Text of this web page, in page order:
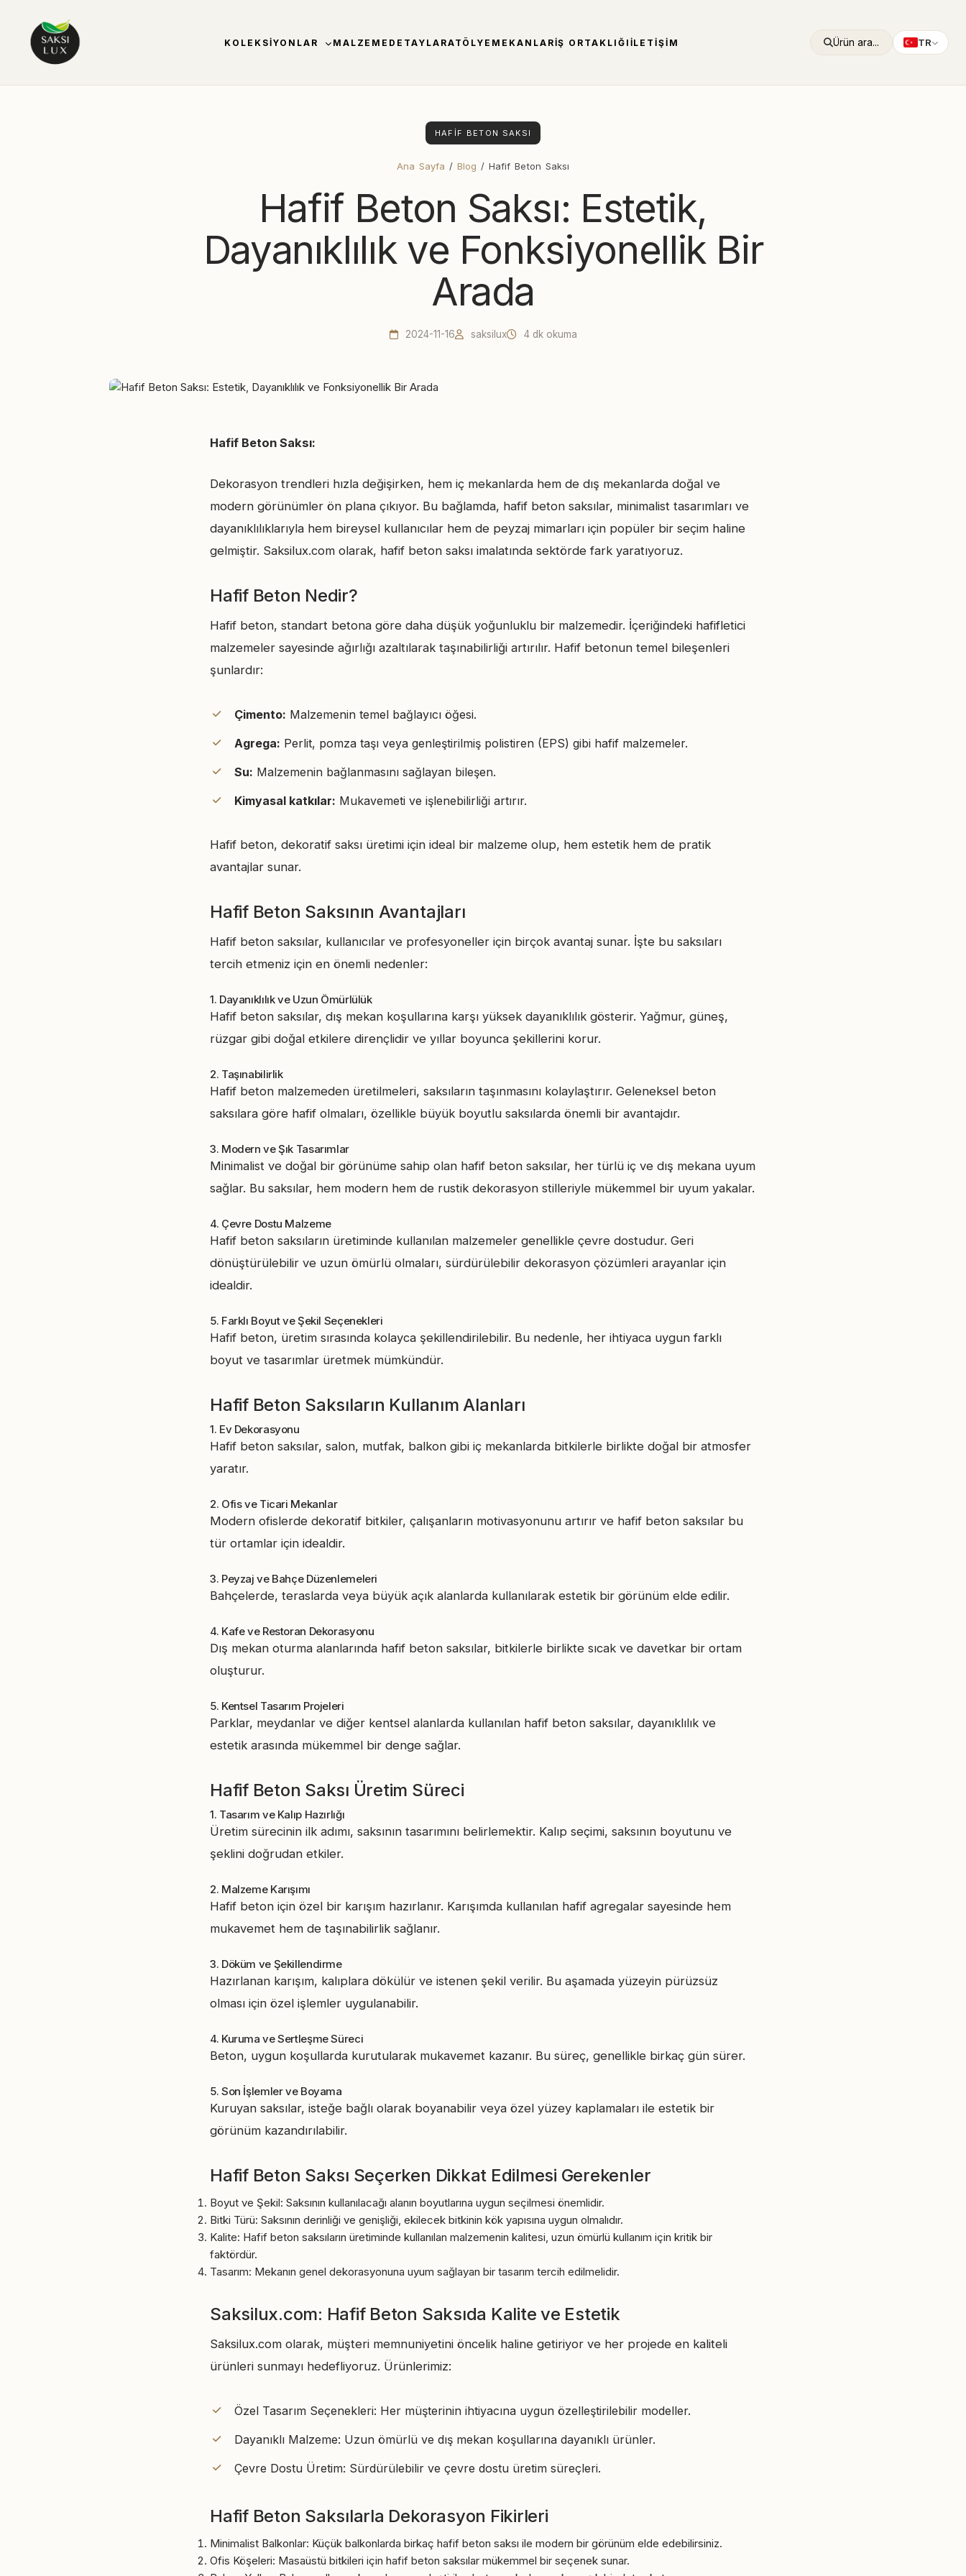
KOLEKSIYONLAR MALZEME DETAYLARATÖLYE MEKANLARİŞ ORTAKLIĞI İLETIŞIM Ürün ara... TR
HAFIF BETON SAKSI
Ana Sayfa / Blog / Hafif Beton Saksı
Hafif Beton Saksı: Estetik,
Dayanıklılık ve Fonksiyonellik Bir
Arada
2024-11-16 saksilux 4 dk okuma
Hafif Beton Saksı:
Dekorasyon trendleri hızla değişirken, hem iç mekanlarda hem de dış mekanlarda doğal ve
modern görünümler ön plana çıkıyor. Bu bağlamda, hafif beton saksılar, minimalist tasarımları ve
dayanıklılıklarıyla hem bireysel kullanıcılar hem de peyzaj mimarları için popüler bir seçim haline
gelmiştir. Saksilux.com olarak, hafif beton saksı imalatında sektörde fark yaratıyoruz.
Hafif Beton Nedir?
Hafif beton, standart betona göre daha düşük yoğunluklu bir malzemedir. İçeriğindeki hafifletici
malzemeler sayesinde ağırlığı azaltılarak taşınabilirliği artırılır. Hafif betonun temel bileşenleri
şunlardır:
Çimento: Malzemenin temel bağlayıcı öğesi.
Agrega: Perlit, pomza taşı veya genleştirilmiş polistiren (EPS) gibi hafif malzemeler.
Su: Malzemenin bağlanmasını sağlayan bileşen.
Kimyasal katkılar: Mukavemeti ve işlenebilirliği artırır.
Hafif beton, dekoratif saksı üretimi için ideal bir malzeme olup, hem estetik hem de pratik
avantajlar sunar.
Hafif Beton Saksının Avantajları
Hafif beton saksılar, kullanıcılar ve profesyoneller için birçok avantaj sunar. İşte bu saksıları
tercih etmeniz için en önemli nedenler:
1. Dayanıklılık ve Uzun Ömürlülük
Hafif beton saksılar, dış mekan koşullarına karşı yüksek dayanıklılık gösterir. Yağmur, güneş,
rüzgar gibi doğal etkilere dirençlidir ve yıllar boyunca şekillerini korur.
2. Taşınabilirlik
Hafif beton malzemeden üretilmeleri, saksıların taşınmasını kolaylaştırır. Geleneksel beton
saksılara göre hafif olmaları, özellikle büyük boyutlu saksılarda önemli bir avantajdır.
3. Modern ve Şık Tasarımlar
Minimalist ve doğal bir görünüme sahip olan hafif beton saksılar, her türlü iç ve dış mekana uyum
sağlar. Bu saksılar, hem modern hem de rustik dekorasyon stilleriyle mükemmel bir uyum yakalar.
4. Çevre Dostu Malzeme
Hafif beton saksıların üretiminde kullanılan malzemeler genellikle çevre dostudur. Geri
dönüştürülebilir ve uzun ömürlü olmaları, sürdürülebilir dekorasyon çözümleri arayanlar için
idealdir.
5. Farklı Boyut ve Şekil Seçenekleri
Hafif beton, üretim sırasında kolayca şekillendirilebilir. Bu nedenle, her ihtiyaca uygun farklı
boyut ve tasarımlar üretmek mümkündür.
Hafif Beton Saksıların Kullanım Alanları
1. Ev Dekorasyonu
Hafif beton saksılar, salon, mutfak, balkon gibi iç mekanlarda bitkilerle birlikte doğal bir atmosfer
yaratır.
2. Ofis ve Ticari Mekanlar
Modern ofislerde dekoratif bitkiler, çalışanların motivasyonunu artırır ve hafif beton saksılar bu
tür ortamlar için idealdir.
3. Peyzaj ve Bahçe Düzenlemeleri
Bahçelerde, teraslarda veya büyük açık alanlarda kullanılarak estetik bir görünüm elde edilir.
4. Kafe ve Restoran Dekorasyonu
Dış mekan oturma alanlarında hafif beton saksılar, bitkilerle birlikte sıcak ve davetkar bir ortam
oluşturur.
5. Kentsel Tasarım Projeleri
Parklar, meydanlar ve diğer kentsel alanlarda kullanılan hafif beton saksılar, dayanıklılık ve
estetik arasında mükemmel bir denge sağlar.
Hafif Beton Saksı Üretim Süreci
1. Tasarım ve Kalıp Hazırlığı
Üretim sürecinin ilk adımı, saksının tasarımını belirlemektir. Kalıp seçimi, saksının boyutunu ve
şeklini doğrudan etkiler.
2. Malzeme Karışımı
Hafif beton için özel bir karışım hazırlanır. Karışımda kullanılan hafif agregalar sayesinde hem
mukavemet hem de taşınabilirlik sağlanır.
3. Döküm ve Şekillendirme
Hazırlanan karışım, kalıplara dökülür ve istenen şekil verilir. Bu aşamada yüzeyin pürüzsüz
olması için özel işlemler uygulanabilir.
4. Kuruma ve Sertleşme Süreci
Beton, uygun koşullarda kurutularak mukavemet kazanır. Bu süreç, genellikle birkaç gün sürer.
5. Son İşlemler ve Boyama
Kuruyan saksılar, isteğe bağlı olarak boyanabilir veya özel yüzey kaplamaları ile estetik bir
görünüm kazandırılabilir.
Hafif Beton Saksı Seçerken Dikkat Edilmesi Gerekenler
Boyut ve Şekil: Saksının kullanılacağı alanın boyutlarına uygun seçilmesi önemlidir.
Bitki Türü: Saksının derinliği ve genişliği, ekilecek bitkinin kök yapısına uygun olmalıdır.
Kalite: Hafif beton saksıların üretiminde kullanılan malzemenin kalitesi, uzun ömürlü kullanım için kritik bir
faktördür.
Tasarım: Mekanın genel dekorasyonuna uyum sağlayan bir tasarım tercih edilmelidir.
Saksilux.com: Hafif Beton Saksıda Kalite ve Estetik
Saksilux.com olarak, müşteri memnuniyetini öncelik haline getiriyor ve her projede en kaliteli
ürünleri sunmayı hedefliyoruz. Ürünlerimiz:
Özel Tasarım Seçenekleri: Her müşterinin ihtiyacına uygun özelleştirilebilir modeller.
Dayanıklı Malzeme: Uzun ömürlü ve dış mekan koşullarına dayanıklı ürünler.
Çevre Dostu Üretim: Sürdürülebilir ve çevre dostu üretim süreçleri.
Hafif Beton Saksılarla Dekorasyon Fikirleri
Minimalist Balkonlar: Küçük balkonlarda birkaç hafif beton saksı ile modern bir görünüm elde edebilirsiniz.
Ofis Köşeleri: Masaüstü bitkileri için hafif beton saksılar mükemmel bir seçenek sunar.